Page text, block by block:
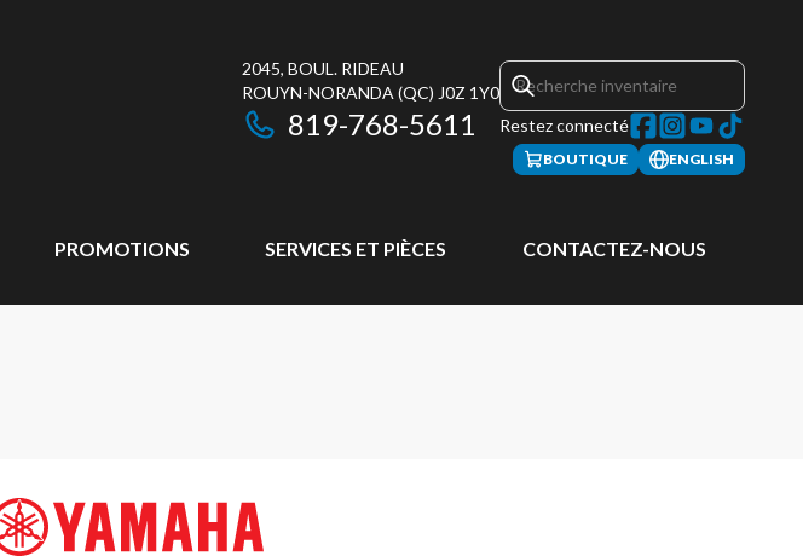
2045, BOUL. RIDEAU
ROUYN-NORANDA (QC) J0Z 1Y0
819-768-5611 Restez connecté
BOUTIQUE ENGLISH
PROMOTIONS SERVICES ET PIÈCES CONTACTEZ-NOUS